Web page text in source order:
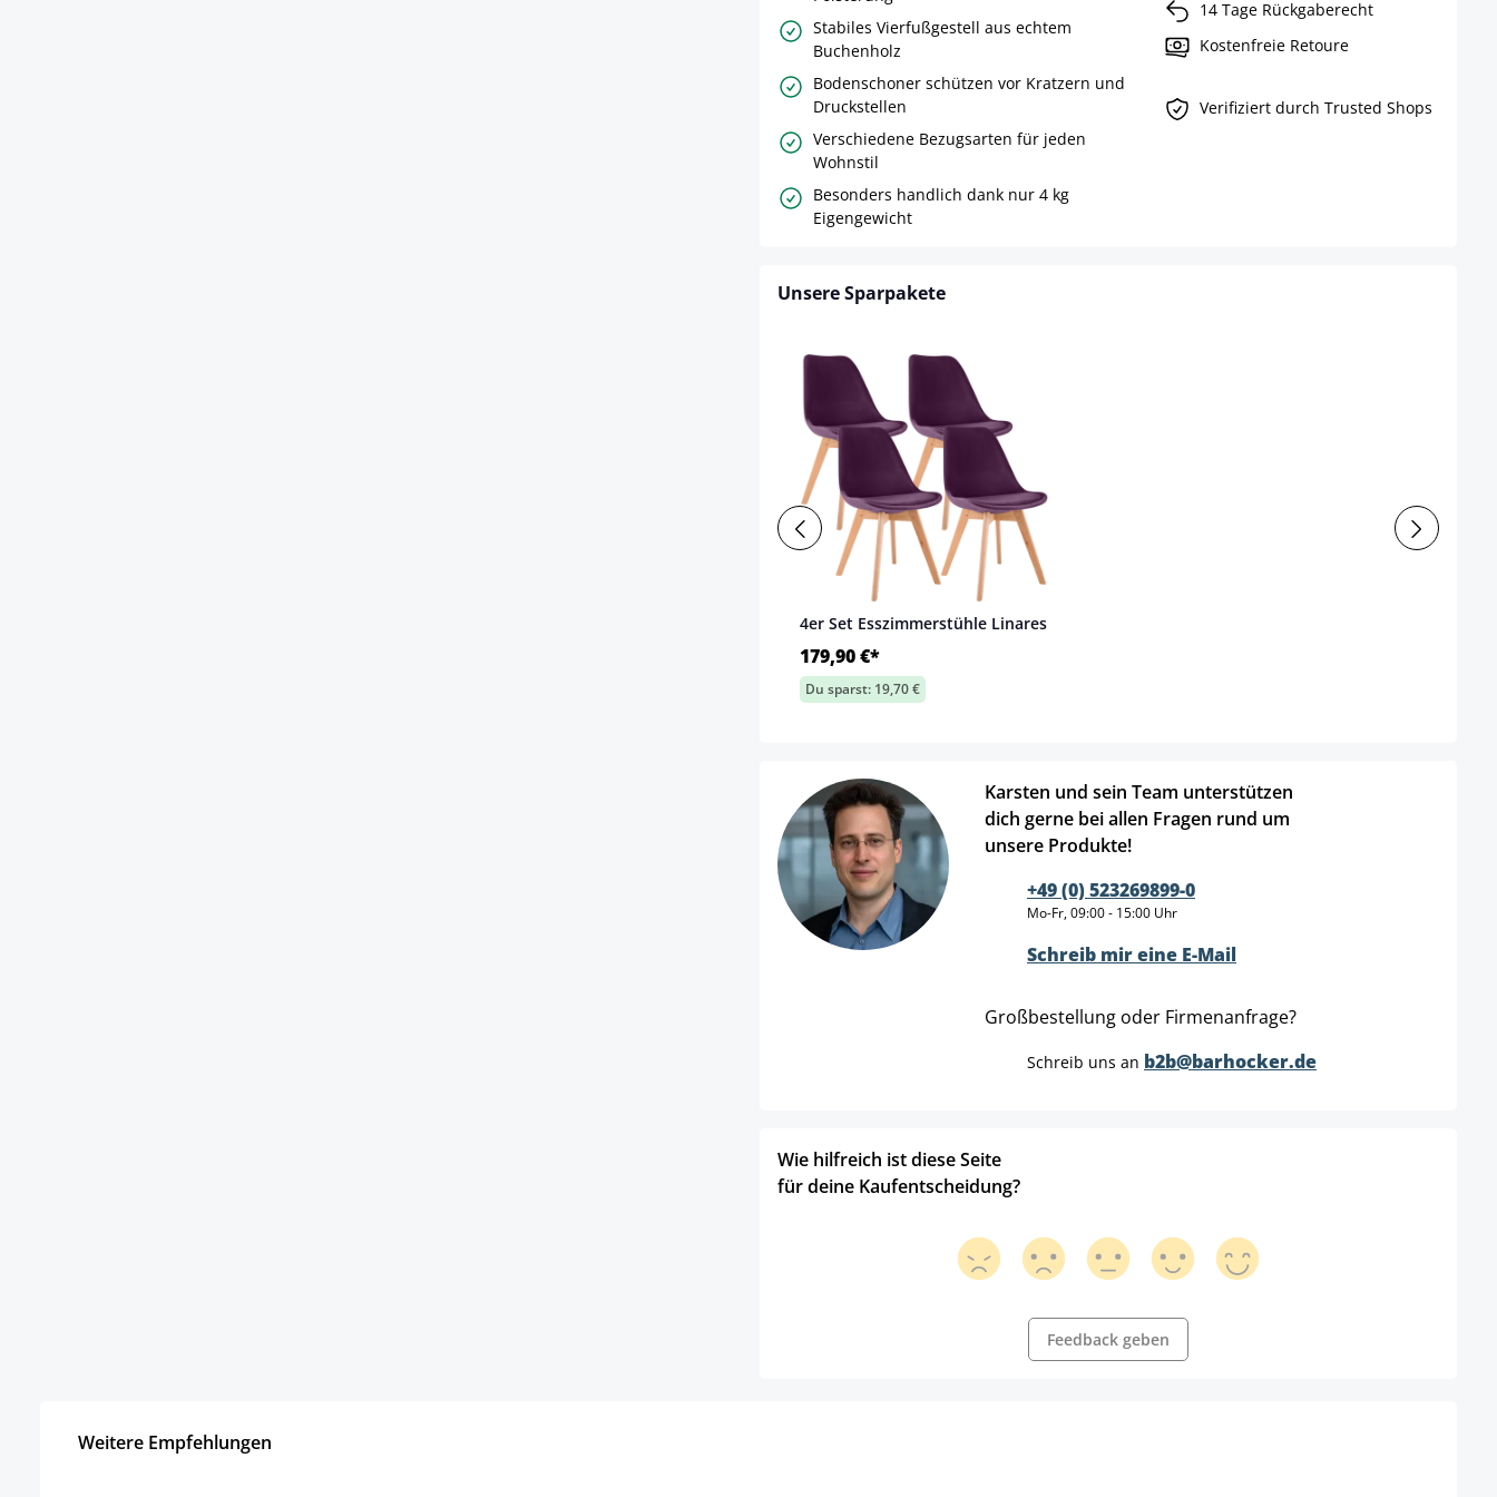
Stabiles Vierfußgestell aus echtem
Buchenholz
Bodenschoner schützen vor Kratzern und
Druckstellen
Verschiedene Bezugsarten für jeden
Wohnstil
Besonders handlich dank nur 4 kg
Eigengewicht
14 Tage Rückgaberecht
Kostenfreie Retoure
Verifiziert durch Trusted Shops
Unsere Sparpakete
4er Set Esszimmerstühle Linares
179,90 €*
Du sparst: 19,70 €
Karsten und sein Team unterstützen
dich gerne bei allen Fragen rund um
unsere Produkte!
+49 (0) 523269899-0
Mo-Fr, 09:00 - 15:00 Uhr
Schreib mir eine E-Mail
Großbestellung oder Firmenanfrage?
Schreib uns an b2b@barhocker.de
Wie hilfreich ist diese Seite
für deine Kaufentscheidung?
Feedback geben
Weitere Empfehlungen